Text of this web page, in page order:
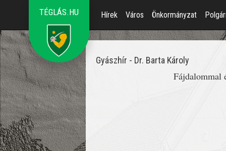
TÉGLÁS.HU Hírek Város Önkormányzat
Gyászhír - Dr. Barta Károly
Fájdalommal